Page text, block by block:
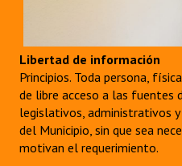
Libertad de información
Principios. Toda persona,
de libre acceso a las fuentes
legislativos, administrativos
del Municipio, sin que sea
motivan el requerimiento.